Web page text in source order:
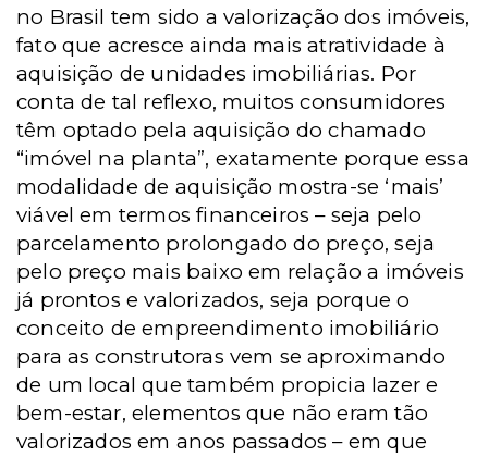
no Brasil tem sido a valorização dos imóveis,
fato que acresce ainda mais atratividade à
aquisição de unidades imobiliárias. Por
conta de tal reflexo, muitos consumidores
têm optado pela aquisição do chamado
“imóvel na planta”, exatamente porque essa
modalidade de aquisição mostra-se ‘mais’
viável em termos financeiros – seja pelo
parcelamento prolongado do preço, seja
pelo preço mais baixo em relação a imóveis
já prontos e valorizados, seja porque o
conceito de empreendimento imobiliário
para as construtoras vem se aproximando
de um local que também propicia lazer e
bem-estar, elementos que não eram tão
valorizados em anos passados – em que